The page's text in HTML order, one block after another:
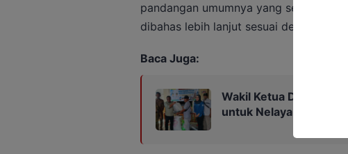
pandangan umumnya yang secara
dibahas lebih lanjut sesuai dengan
Baca Juga:
Wakil Ketua DPRD
untuk Nelayan di